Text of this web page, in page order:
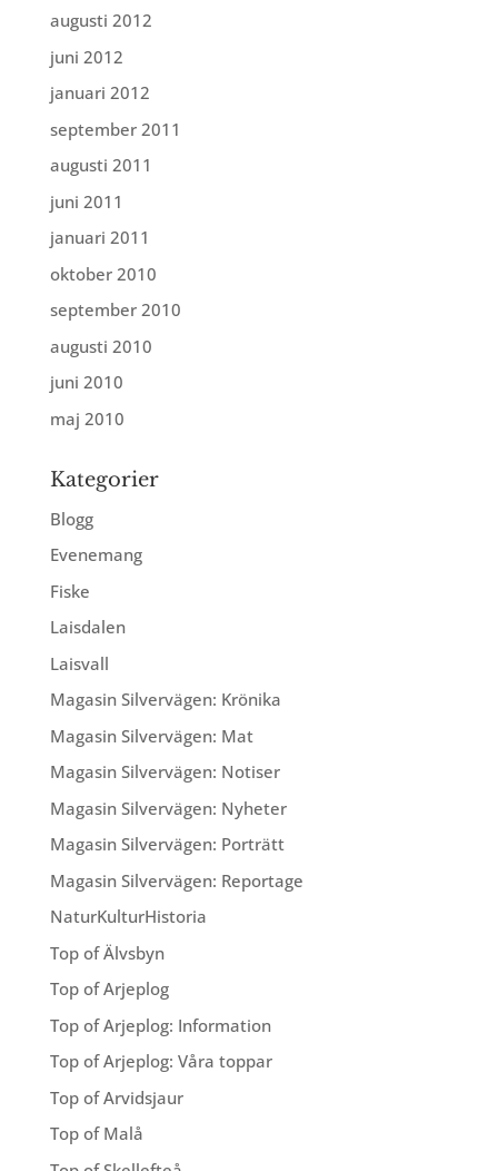
augusti 2012
juni 2012
januari 2012
september 2011
augusti 2011
juni 2011
januari 2011
oktober 2010
september 2010
augusti 2010
juni 2010
maj 2010
Kategorier
Blogg
Evenemang
Fiske
Laisdalen
Laisvall
Magasin Silvervägen: Krönika
Magasin Silvervägen: Mat
Magasin Silvervägen: Notiser
Magasin Silvervägen: Nyheter
Magasin Silvervägen: Porträtt
Magasin Silvervägen: Reportage
NaturKulturHistoria
Top of Älvsbyn
Top of Arjeplog
Top of Arjeplog: Information
Top of Arjeplog: Våra toppar
Top of Arvidsjaur
Top of Malå